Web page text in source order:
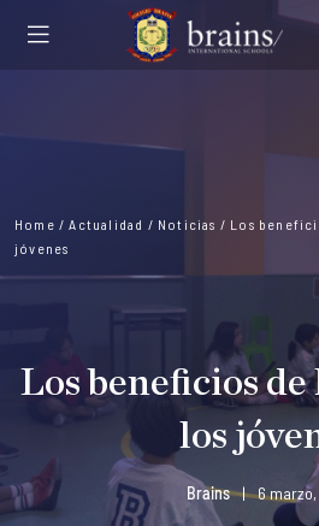
Home /Actualidad / Noticias / Los
jóvenes
Los beneficios de
los
Brains | 6